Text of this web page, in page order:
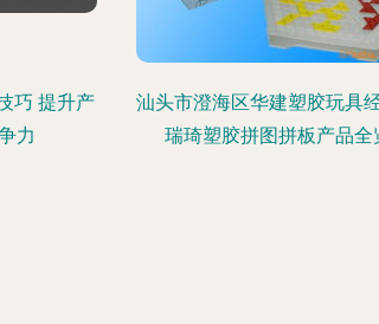
巧 提升产
力
汕头市澄海区华建塑胶玩具
瑞琦塑胶拼图拼板产品全